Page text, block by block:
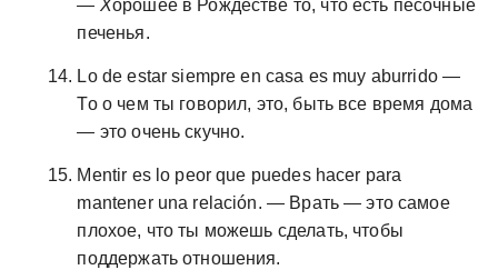
— Хорошее в Рождестве то, что есть песочные
печенья.
Lo de estar siempre en casa es muy aburrido —
То о чем ты говорил, это, быть все время дома
— это очень скучно.
Mentir es lo peor que puedes hacer para
mantener una relación. — Врать — это самое
плохое, что ты можешь сделать, чтобы
поддержать отношения.